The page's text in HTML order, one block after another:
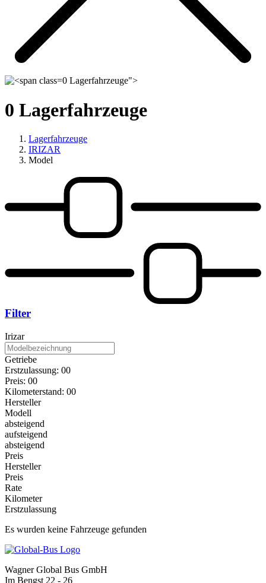
0 Lagerfahrzeuge">
0 Lagerfahrzeuge
Lagerfahrzeuge
IRIZAR
Model
Filter
Irizar
Getriebe
Erstzulassung: 00
Preis: 00
Kilometerstand: 00
Hersteller
Modell
absteigend
aufsteigend
absteigend
Preis
Hersteller
Preis
Rate
Kilometer
Erstzulassung
Es wurden keine Fahrzeuge gefunden
Wagner Global Bus GmbH
Im Bengst 22 - 26